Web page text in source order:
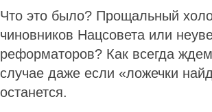
Что это было? Прощальный
чиновников Нацсовета или
реформаторов? Как всегда
случае даже если «ложечки
останется.